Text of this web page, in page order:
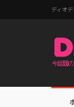
ディオ